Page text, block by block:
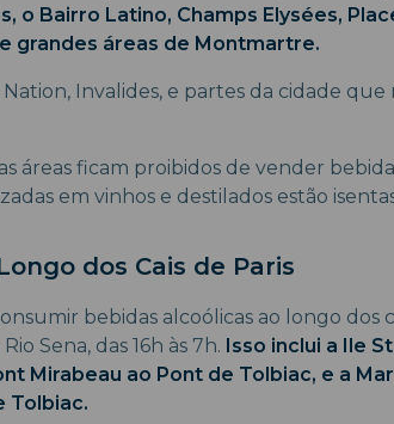
o Bairro Latino, Champs Elysées,
grandes áreas de Montmartre.
Invalides, e partes da cidade que
áreas ficam proibidos de vender
em vinhos e destilados estão
dos Cais de Paris
bebidas alcoólicas ao longo dos
Sena, das 16h às 7h. Isso inclui a Ile
Mirabeau ao Pont de Tolbiac, e a
Tolbiac.